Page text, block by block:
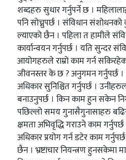
शब्दहरु सुधार गर्नुपर्ने छ ।
पनि सोच्नुपर्छ । संविधान
ल्याएको छैन । पहिला त हामीले
कार्यान्वयन गर्नुपर्छ । यति सुन्दर
आयोगहरुले राम्रो काम गर्न
जीवनस्तर के छ ? अनुगमन गर्नुपर्छ
अधिकार सुनिश्चित गर्नुपर्छ ।
बनाउनुपर्छ । किन काम हुन सकेन
पछिल्लो समय गुनासैगुनासाहरु
क्षमता अभिवृद्धि गराउने काम
अधिकार प्रयोग गर्न डटेर काम
छैन । भ्रष्टाचार नियन्त्रण हुनसकेमा